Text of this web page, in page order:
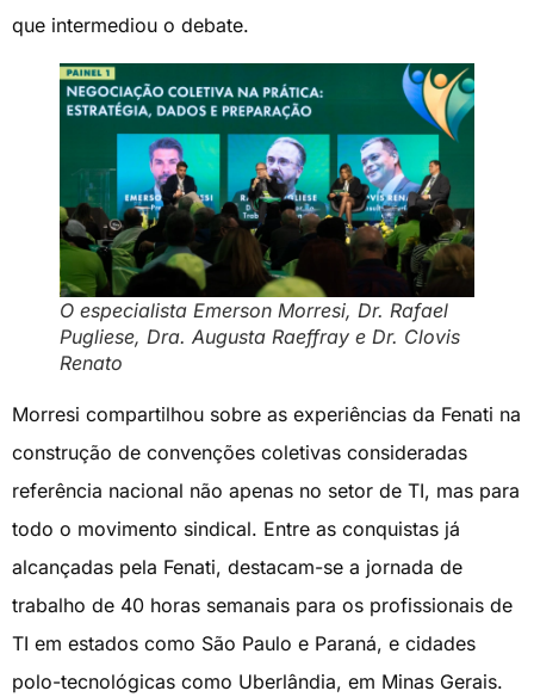
que intermediou o debate.
O especialista Emerson Morresi, Dr. Rafael
Pugliese, Dra. Augusta Raeffray e Dr. Clovis
Renato
Morresi compartilhou sobre as experiências da Fenati na
construção de convenções coletivas consideradas
referência nacional não apenas no setor de TI, mas para
todo o movimento sindical. Entre as conquistas já
alcançadas pela Fenati, destacam-se a jornada de
trabalho de 40 horas semanais para os profissionais de
TI em estados como São Paulo e Paraná, e cidades
polo-tecnológicas como Uberlândia, em Minas Gerais.